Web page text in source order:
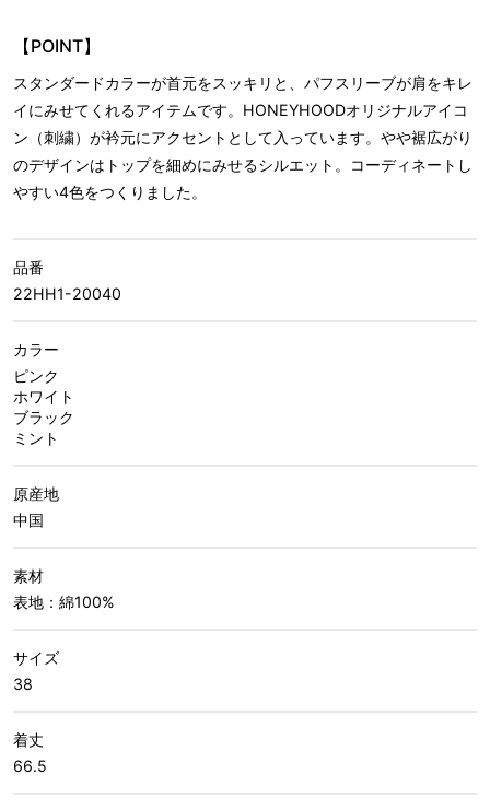
【POINT】
スタンダードカラーが首元をスッキリと、パフスリーブが肩をキレ
イにみせてくれるアイテムです。HONEYHOODオリジナルアイコ
ン（刺繍）が衿元にアクセントとして入っています。やや裾広がり
のデザインはトップを細めにみせるシルエット。コーディネートし
やすい4色をつくりました。
品番
22HH1-20040
カラー
ピンク
ホワイト
ブラック
ミント
原産地
中国
素材
表地：綿100%
サイズ
38
着丈
66.5